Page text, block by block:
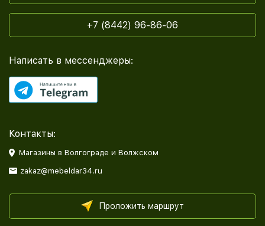
+7 (8442) 96-86-06
Написать в мессенджеры:
Контакты:
Магазины в Волгограде и Волжском
zakaz@mebeldar34.ru
Проложить маршрут